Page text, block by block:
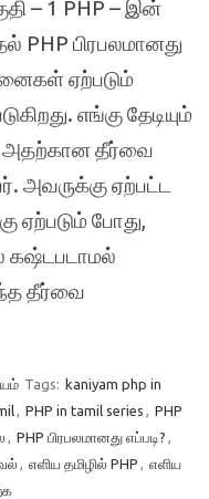
– 1 PHP – இன்
PHP பிரபலமானது
ஏற்படும்
எங்கு தேடியும்
அதற்கான தீர்வை
அவருக்கு ஏற்பட்ட
ஏற்படும் போது,
கஷ்டபடாமல்
தீர்வை
Tags: kaniyam php in
PHP in tamil series
PHP
PHP பிரபலமானது எப்படி?
எளிய தமிழில் PHP
எளிய